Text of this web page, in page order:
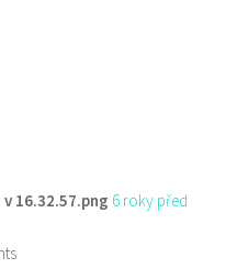
16.32.57.png 6 roky před